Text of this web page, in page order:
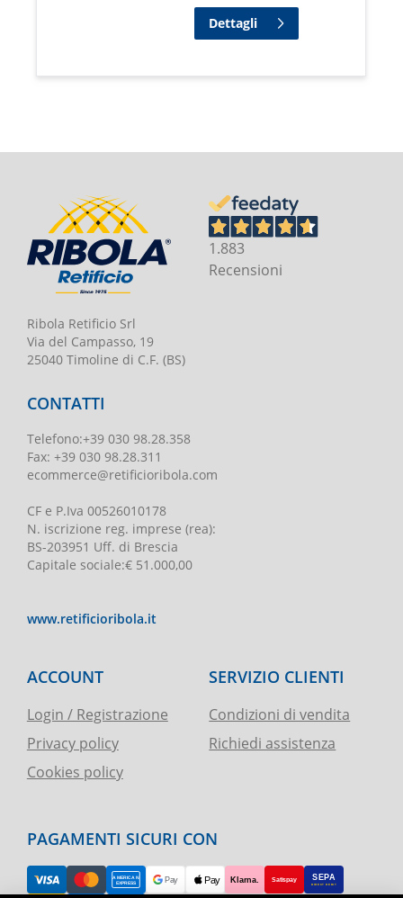
Dettagli
Ribola Retificio Srl
Via del Campasso, 19
25040 Timoline di C.F. (BS)
1.883
Recensioni
CONTATTI
Telefono:+39 030 98.28.358
Fax: +39 030 98.28.311
ecommerce@retificioribola.com
CF e P.Iva 00526010178
N. iscrizione reg. imprese (rea):
BS-203951 Uff. di Brescia
Capitale sociale:€ 51.000,00
www.retificioribola.it
ACCOUNT
Login / Registrazione
Privacy policy
Cookies policy
SERVIZIO CLIENTI
Condizioni di vendita
Richiedi assistenza
PAGAMENTI SICURI CON